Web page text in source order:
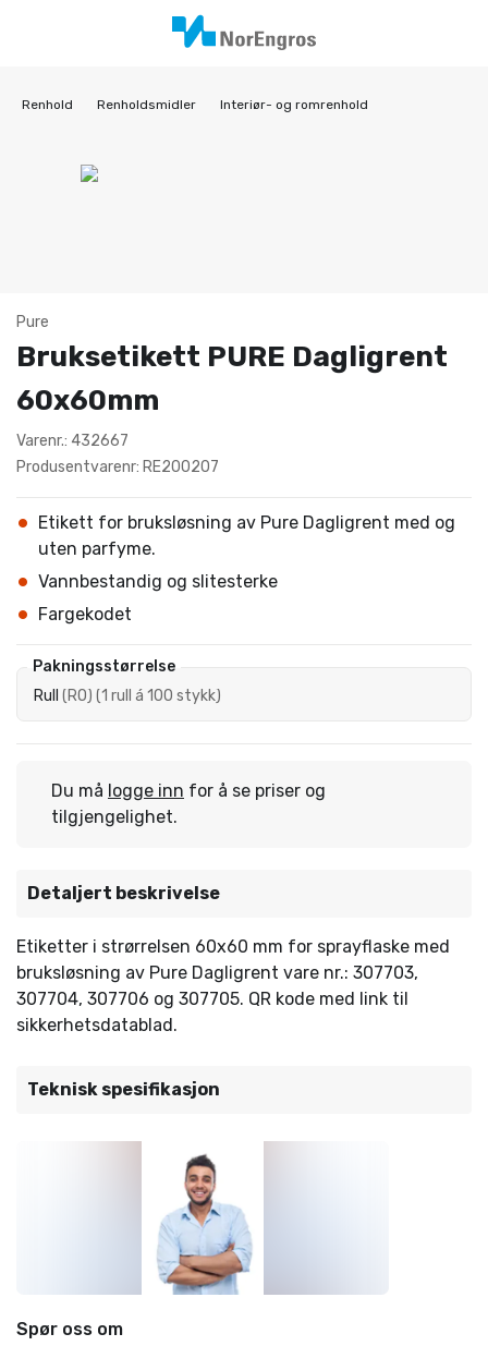
Renhold Renholdsmidler Interiør- og romrenhold
Pure
Bruksetikett PURE Dagligrent
60x60mm
Varenr.: 432667
Produsentvarenr: RE200207
Etikett for bruksløsning av Pure Dagligrent med og
uten parfyme.
Vannbestandig og slitesterke
Fargekodet
Pakningsstørrelse
Rull (RO) (1 rull á 100 stykk)
Du må logge inn for å se priser og
tilgjengelighet.
Detaljert beskrivelse
Etiketter i strørrelsen 60x60 mm for sprayflaske med
bruksløsning av Pure Dagligrent vare nr.: 307703,
307704, 307706 og 307705. QR kode med link til
sikkerhetsdatablad.
Teknisk spesifikasjon
Spør oss om